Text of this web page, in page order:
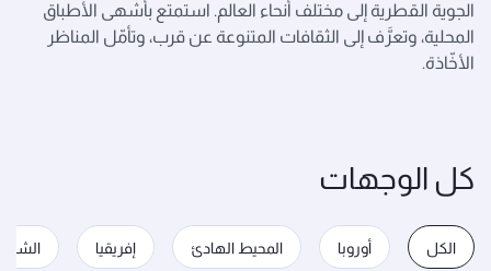
الجوية القطرية إلى مختلف أنحاء العالم. استمتع بأشهى الأطباق
المحلية، وتعرَّف إلى الثقافات المتنوعة عن قرب، وتأمّل المناظر
الأخّاذة.
كل الوجهات
الكل أوروبا المحيط الهادئ إفريقيا